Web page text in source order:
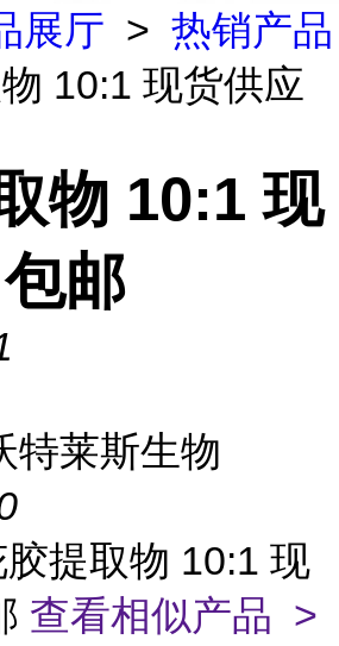
展厅 > 热销产品
10:1 现货供应
物 10:1 现
邮
特莱斯生物
提取物 10:1 现
查看相似产品 >